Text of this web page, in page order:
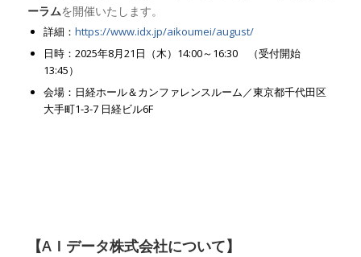
ーラムを開催いたします。
詳細： https://www.idx.jp/aikoumei/august/
日時：2025年8月21日（木）14:00～16:30 （受付開始
13:45）
会場：日経ホール＆カンファレンスルーム／東京都千代田区
大手町1-3-7 日経ビル6F
【AＩデータ株式会社について】